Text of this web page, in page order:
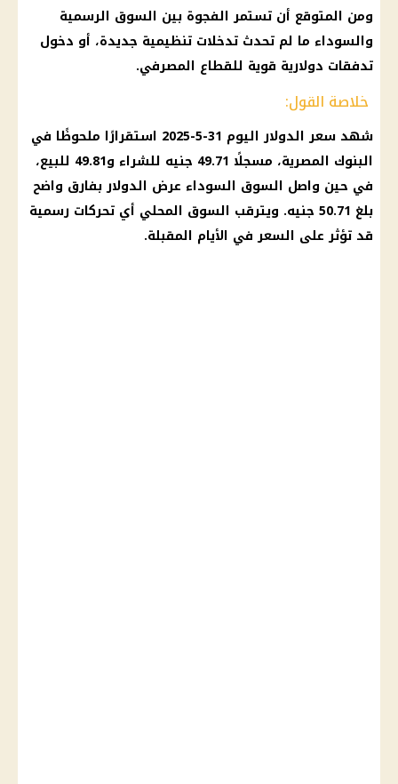
ومن المتوقع أن تستمر الفجوة بين السوق الرسمية
والسوداء ما لم تحدث تدخلات تنظيمية جديدة، أو دخول
تدفقات دولارية قوية للقطاع المصرفي.
خلاصة القول:
شهد سعر الدولار اليوم 31-5-2025 استقرارًا ملحوظًا في
البنوك المصرية، مسجلًا 49.71 جنيه للشراء و49.81 للبيع،
في حين واصل السوق السوداء عرض الدولار بفارق واضح
بلغ 50.71 جنيه. ويترقب السوق المحلي أي تحركات رسمية
قد تؤثر على السعر في الأيام المقبلة.